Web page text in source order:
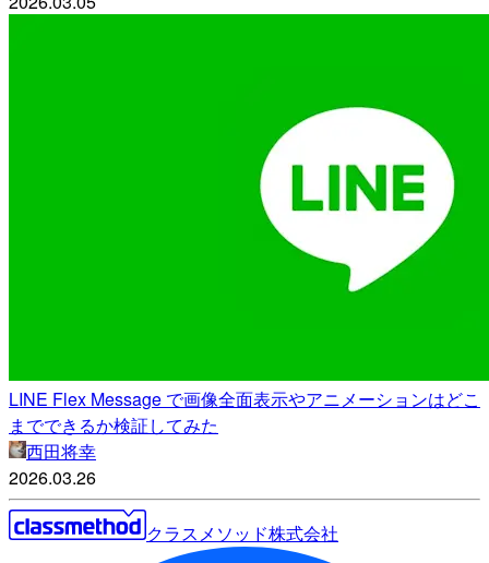
LINE Flex Message で画像全面表示やアニメーションはどこ
までできるか検証してみた
西田将幸
2026.03.26
クラスメソッド株式会社